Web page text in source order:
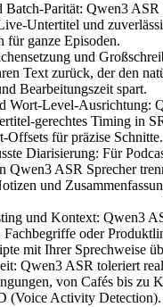
Batch-Parität: Qwen3 ASR
Untertitel und
für ganze Episoden.
und
Text zurück, der den
Bearbeitungszeit spart.
Wort-Level-Ausrichtung:
gerechtes Timing in
Offsets für präzise Schnitte.
Diarisierung: Für
Qwen3 ASR Sprecher
und
und Kontext: Qwen3
Fachbegriffe oder
mit Ihrer Sprechweise
Qwen3 ASR toleriert
von Cafés bis zu
(Voice Activity Detection).